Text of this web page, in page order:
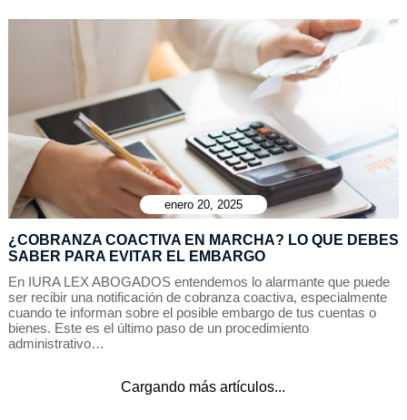
enero 20, 2025
¿COBRANZA COACTIVA EN MARCHA? LO QUE DEBES
SABER PARA EVITAR EL EMBARGO
En IURA LEX ABOGADOS entendemos lo alarmante que puede
ser recibir una notificación de cobranza coactiva, especialmente
cuando te informan sobre el posible embargo de tus cuentas o
bienes. Este es el último paso de un procedimiento
administrativo…
Cargando más artículos...